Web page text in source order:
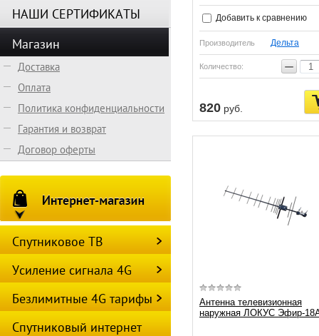
Добавить к сравнению
Производитель Дельта
Количество: −
820 руб.
Антенна телевизионная
наружная ЛОКУС Эфир-
НАШИ СЕРТИФИКАТЫ
Магазин
Доставка
Оплата
Политика конфиденциальности
Гарантия и возврат
Договор оферты
Спутниковое ТВ
Усиление сигнала 4G
Безлимитные 4G тарифы
Спутниковый интернет